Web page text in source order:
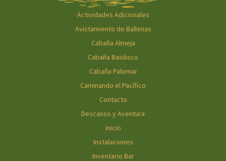
Actividades Adicionales
Avistamiento de Ballenas
Cabaña Almeja
Cabaña Basilisco
Cabaña Palomar
Caminando el Pacífico
Contacto
Descanso y Aventura
Inicio
Instalaciones
Inventario Bar